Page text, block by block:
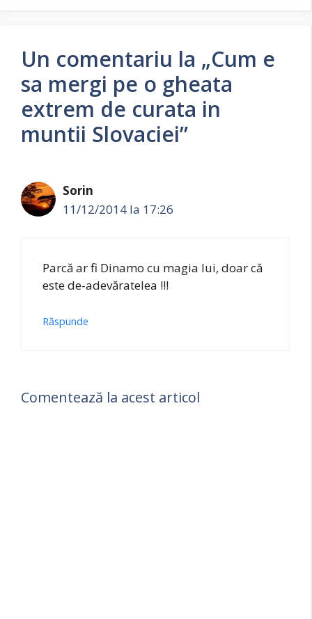
Un comentariu la „Cum e
sa mergi pe o gheata
extrem de curata in
muntii Slovaciei”
Sorin
11/12/2014 la 17:26
Parcă ar fi Dinamo cu magia lui, doar că
este de-adevăratelea !!!
Răspunde
Comentează la acest articol